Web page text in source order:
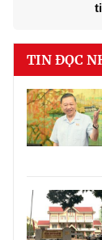
TIN ĐỌC